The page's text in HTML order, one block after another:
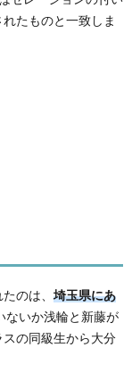
たものと一致しま
のは、 埼玉県にあ
ないか浅輪と新藤が
の同級生から大分